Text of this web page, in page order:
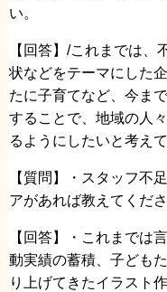
い。
【回答】/これまでは
状などをテーマにした
たに子育てなど、今ま
することで、地域の人
るようにしたいと考えて
【質問】・スタッフ不
アがあれば教えてくださ
【回答】・これまでは
動実績の蓄積、子ども
り上げてきたイラスト